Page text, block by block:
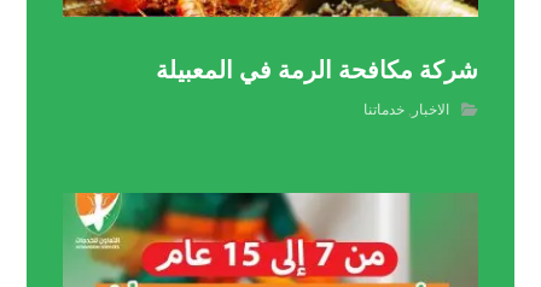
شركة مكافحة الرمة في المعبيلة
الاخبار ,خدماتنا